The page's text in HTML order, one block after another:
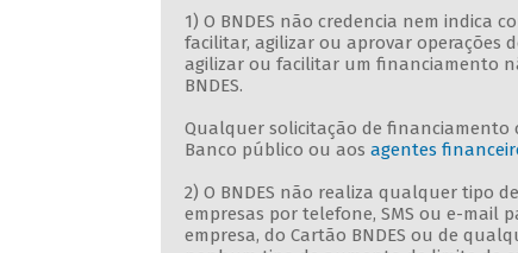
1) O BNDES não credencia nem indica
facilitar, agilizar ou aprovar operações
agilizar ou facilitar um financiamento
BNDES.
Qualquer solicitação de financiamento
Banco público ou aos agentes
2) O BNDES não realiza qualquer tipo
empresas por telefone, SMS ou e-mail
empresa, do Cartão BNDES ou de